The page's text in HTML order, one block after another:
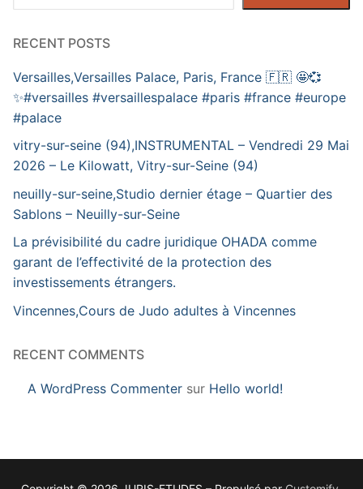
RECENT POSTS
Versailles,Versailles Palace, Paris, France 🇫🇷 🤩💞
✨️#versailles #versaillespalace #paris #france #europe
#palace
vitry-sur-seine (94),INSTRUMENTAL – Vendredi 29 Mai
2026 – Le Kilowatt, Vitry-sur-Seine (94)
neuilly-sur-seine,Studio dernier étage – Quartier des
Sablons – Neuilly-sur-Seine
La prévisibilité du cadre juridique OHADA comme
garant de l’effectivité de la protection des
investissements étrangers.
Vincennes,Cours de Judo adultes à Vincennes
RECENT COMMENTS
A WordPress Commenter sur Hello world!